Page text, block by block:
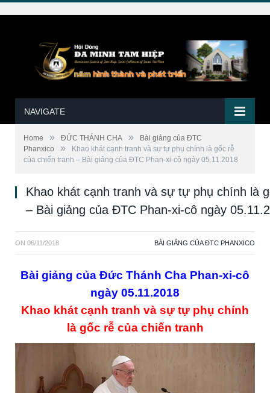
NAVIGATE
Home » ĐỨC THÁNH CHA »
Bài giảng của ĐTC
Phanxico
»
Khao khát cạnh tranh và sự tự phụ chính là gốc rễ
của chiến tranh – Bài giảng của ĐTC Phan-xi-cô ngày 05.11.2018
Khao khát cạnh tranh và sự tự phụ chính là
– Bài giảng của ĐTC Phan-xi-cô ngày
ON 06/11/2018 BÀI GIẢNG CỦA ĐTC PHANXICO
Bài giảng của Đức Thánh Cha Phan-xi-cô
ngày 05.11.2018
Khao khát cạnh tranh và sự tự phụ chính
là gốc rễ của chiến tranh